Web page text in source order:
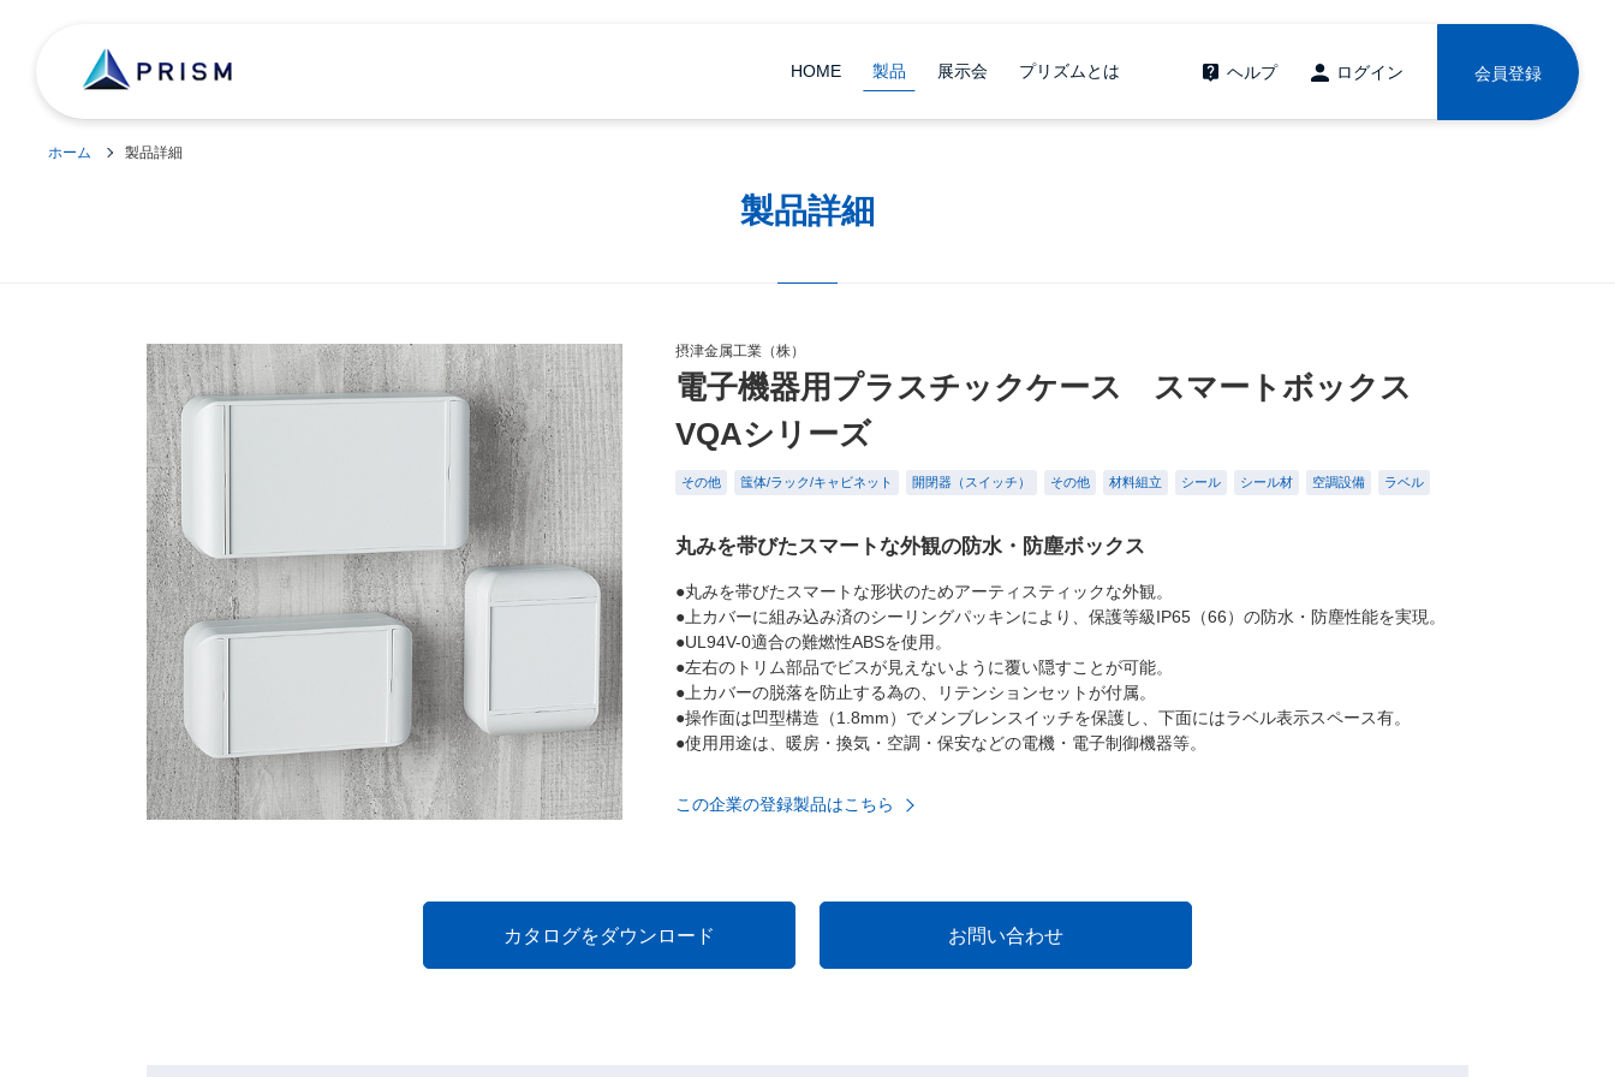
HOME 製品 展示会 プリズムとは ヘルプ ログイン 会員登録
ホーム 製品詳細
製品詳細
摂津金属工業（株）
電子機器用プラスチックケース スマートボックス
VQAシリーズ
その他 筺体/ラック/キャビネット 開閉器（スイッチ） その他 材料組立 シール シール材 空調設備 ラベル
丸みを帯びたスマートな外観の防水・防塵ボックス
●丸みを帯びたスマートな形状のためアーティスティックな外観。
●上カバーに組み込み済のシーリングパッキンにより、保護等級IP65（66）の防水・防塵性能を実現。
●UL94V-0適合の難燃性ABSを使用。
●左右のトリム部品でビスが見えないように覆い隠すことが可能。
●上カバーの脱落を防止する為の、リテンションセットが付属。
●操作面は凹型構造（1.8mm）でメンブレンスイッチを保護し、下面にはラベル表示スペース有。
●使用用途は、暖房・換気・空調・保安などの電機・電子制御機器等。
この企業の登録製品はこちら